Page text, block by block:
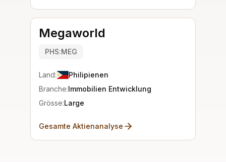
Megaworld
PHS:MEG
Land:
Philipienen
Branche:Immobilien Entwicklung
Grösse:Large
Gesamte Aktienanalyse